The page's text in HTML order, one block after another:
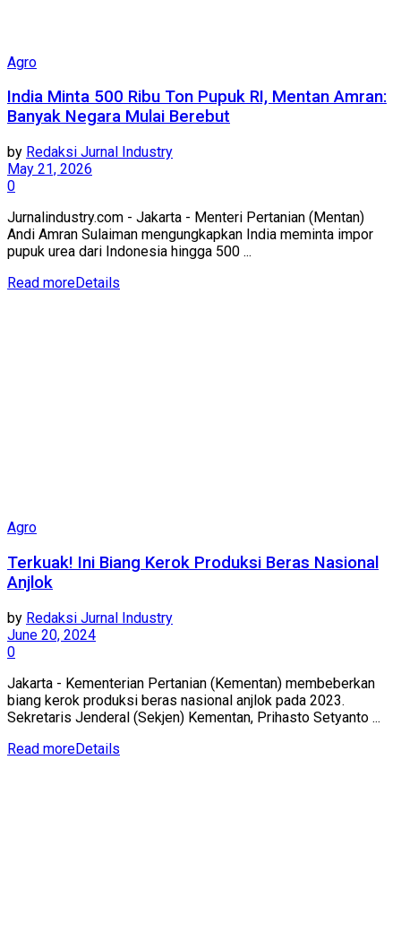
Agro
India Minta 500 Ribu Ton Pupuk RI, Mentan Amran:
Banyak Negara Mulai Berebut
by Redaksi Jurnal Industry
May 21, 2026
0
Jurnalindustry.com - Jakarta - Menteri Pertanian (Mentan)
Andi Amran Sulaiman mengungkapkan India meminta impor
pupuk urea dari Indonesia hingga 500 ...
Read moreDetails
Agro
Terkuak! Ini Biang Kerok Produksi Beras Nasional
Anjlok
by Redaksi Jurnal Industry
June 20, 2024
0
Jakarta - Kementerian Pertanian (Kementan) membeberkan
biang kerok produksi beras nasional anjlok pada 2023.
Sekretaris Jenderal (Sekjen) Kementan, Prihasto Setyanto ...
Read moreDetails